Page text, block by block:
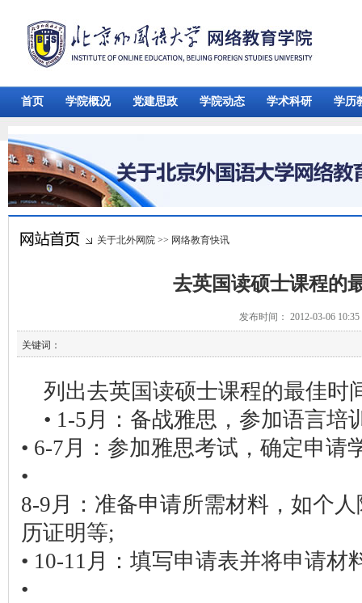
首页 学院概况 党建思政 学院动态 学术科研 学历
关于北外网院 >> 网络教育快讯
去英国读硕士课程的
发布时间： 2012-03-06
关键词：
列出去英国读硕士课程的最佳时
• 1-5月：备战雅思，参加语言培
• 6-7月：参加雅思考试，确定申请
•
8-9月：准备申请所需材料，如个
历证明等;
• 10-11月：填写申请表并将申请材
•